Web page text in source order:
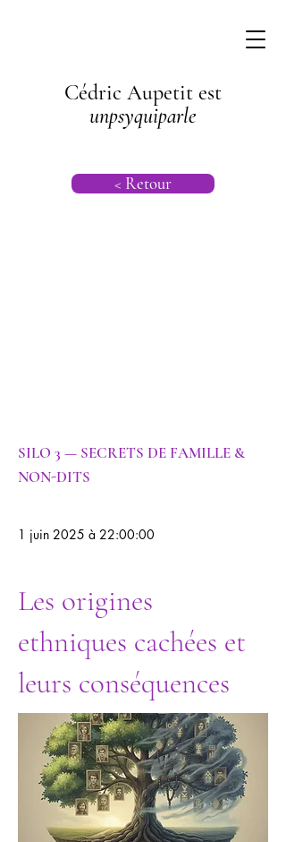
Cédric Aupetit est
unpsyquiparle
< Retour
SILO 3 — SECRETS DE FAMILLE &
NON-DITS
1 juin 2025 à 22:00:00
Les origines
ethniques cachées et
leurs conséquences